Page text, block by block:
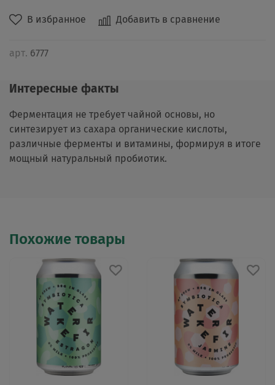
В избранное Добавить в сравнение
арт. 6777
Интересные факты
Ферментация не требует чайной основы, но
синтезирует из сахара органические кислоты,
различные ферменты и витамины, формируя в итоге
мощный натуральный пробиотик.
Похожие товары